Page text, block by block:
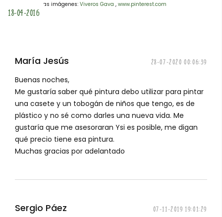
18-04-2016
Fuente de las imágenes: Viveros Gava , www.pinterest.com
María Jesús
28-07-2020 00:06:39
Buenas noches,
Me gustaría saber qué pintura debo utilizar para pintar
una casete y un tobogán de niños que tengo, es de
plástico y no sé como darles una nueva vida. Me
gustaría que me asesoraran Ysi es posible, me digan
qué precio tiene esa pintura.
Muchas gracias por adelantado
Sergio Páez
07-11-2019 19:01:29